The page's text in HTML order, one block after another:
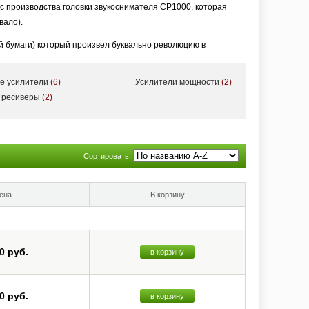
головки звукоснимателя CP1000, которая
который произвел буквально революцию в
позже компания завоевала признание как один из
грампластинок и головки громкоговорителя, затем
Два года спустя компания вышла на рынок с усилителем
Особенно было отмечено широкое использование
характерна не очень высокая стабильность настройки,
но для повышения ее точности и стабильности
ее названием. Год спустя в Германии
Однако стереоаппаратура наивысшего качества
с регулярным обновлением в новых модификациях
усилители (6)
(2)
Усилители мощности(2)
Сортировать:
В корзину
руб. в корзину
руб. в корзину